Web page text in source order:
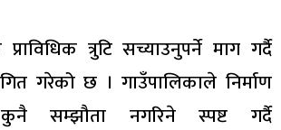
त्रुटि सच्याउनुपर्ने माग गर्दै
गरेको छ । गाउँपालिकाले निर्माण
कुनै सम्झौता नगरिने स्पष्ट गर्दै